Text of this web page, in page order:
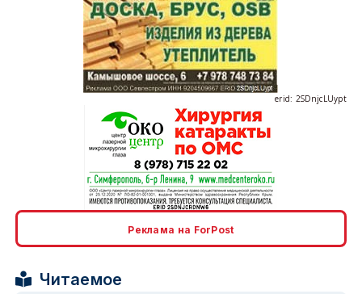
erid: 2SDnjcrDNw6
Реклама на ForPost
Читаемое